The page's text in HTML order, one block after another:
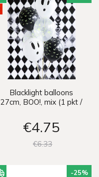
Blacklight balloons
27cm, BOO!, mix (1 pkt /
€4 75
€633
-25%